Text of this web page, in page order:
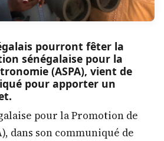
pourront fêter la
sénégalaise pour la
(ASPA), vient de
pour apporter un
pour la Promotion de
dans son communiqué de